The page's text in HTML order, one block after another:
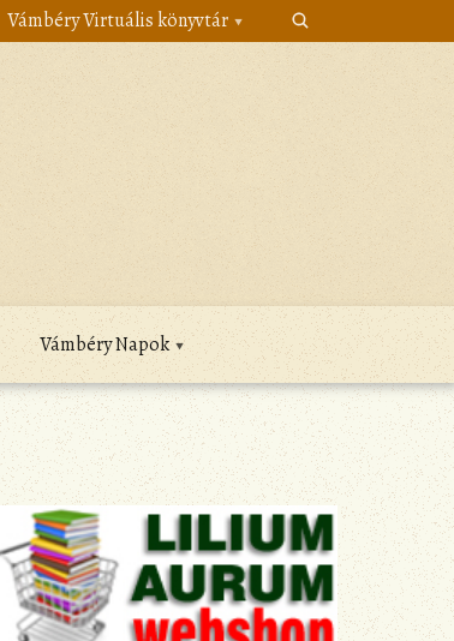
Vámbéry Virtuális könyvtár
Vámbéry Napok